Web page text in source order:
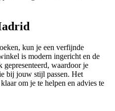
kun je een verfijnde
is modern ingericht en de
waardoor je
bij jouw stijl passen. Het
om je te helpen en advies te